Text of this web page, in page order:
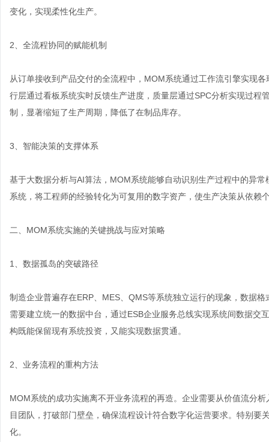
变化，实现柔性化生产。
2、全流程协同的赋能机制
从订单接收到产品交付的全流程中，MOM系统通过工作流引擎实现
行层通过看板系统实时反馈生产进度，质量层通过SPC分析实现过
制，显著缩短了生产周期，降低了在制品库存。
3、智能决策的支撑体系
基于大数据分析与AI算法，MOM系统能够自动识别生产过程中的异
系统，将工程师的经验转化为可复用的数字资产，使生产决策从依
二、MOM系统实施的关键挑战与应对策略
1、数据孤岛的突破路径
制造企业普遍存在ERP、MES、QMS等系统独立运行的现象，数据
需要建立统一的数据中台，通过ESB企业服务总线实现系统间数据交
构既能保留现有系统投资，又能实现数据贯通。
2、业务流程的重构方法
MOM系统的成功实施离不开业务流程的再造。企业需要从价值流分
目团队，打破部门壁垒，确保流程设计符合数字化运营要求。特别
化。